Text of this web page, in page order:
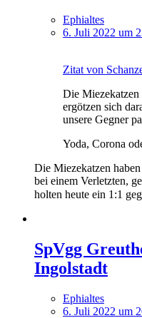
Ephialtes
6. Juli 2022 um
Zitat von
Die Miezekatzen
ergötzen sich
unsere Gegner
Yoda, Corona
Die Miezekatzen
bei einem Verletzten,
holten heute ein 1:1
SpVgg
Ingolstadt
Ephialtes
6. Juli 2022 um